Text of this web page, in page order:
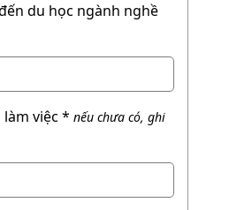
du học ngành nghề
làm việc *nếu chưa có, ghi